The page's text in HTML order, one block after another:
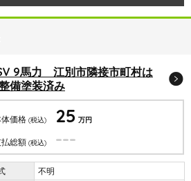
9馬力 江別市隣接市町村は
備塗装済み
価格 (税込) 25 万円
総額 (税込) ---
不明